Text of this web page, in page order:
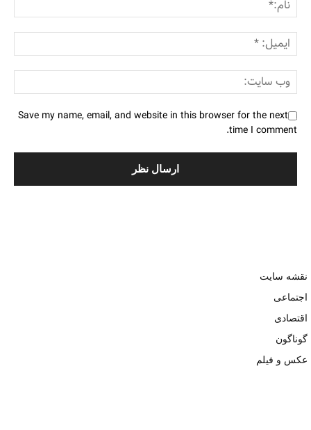
Save my name, email, and website in this browser for the next
time I comment.
نقشه سایت
اجتماعی
اقتصادی
گوناگون
عکس و فیلم